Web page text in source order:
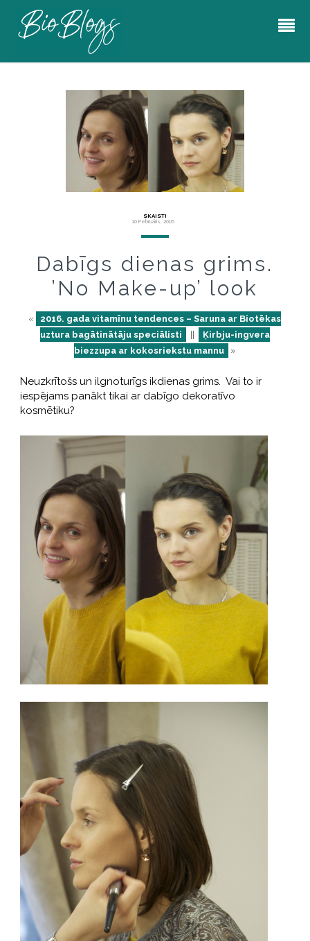
SKAISTI
10 Februāris, 2016
Dabīgs dienas grims.
’No Make-up’ look
«
2016. gada vitamīnu tendences – Saruna ar Biotēkas
uztura bagātinātāju speciālisti
Ķirbju-ingvera
biezzupa ar kokosriekstu mannu
»
Neuzkrītošs un ilgnoturīgs ikdienas grims. Vai to ir
iespējams panākt tikai ar dabīgo dekoratīvo
kosmētiku?